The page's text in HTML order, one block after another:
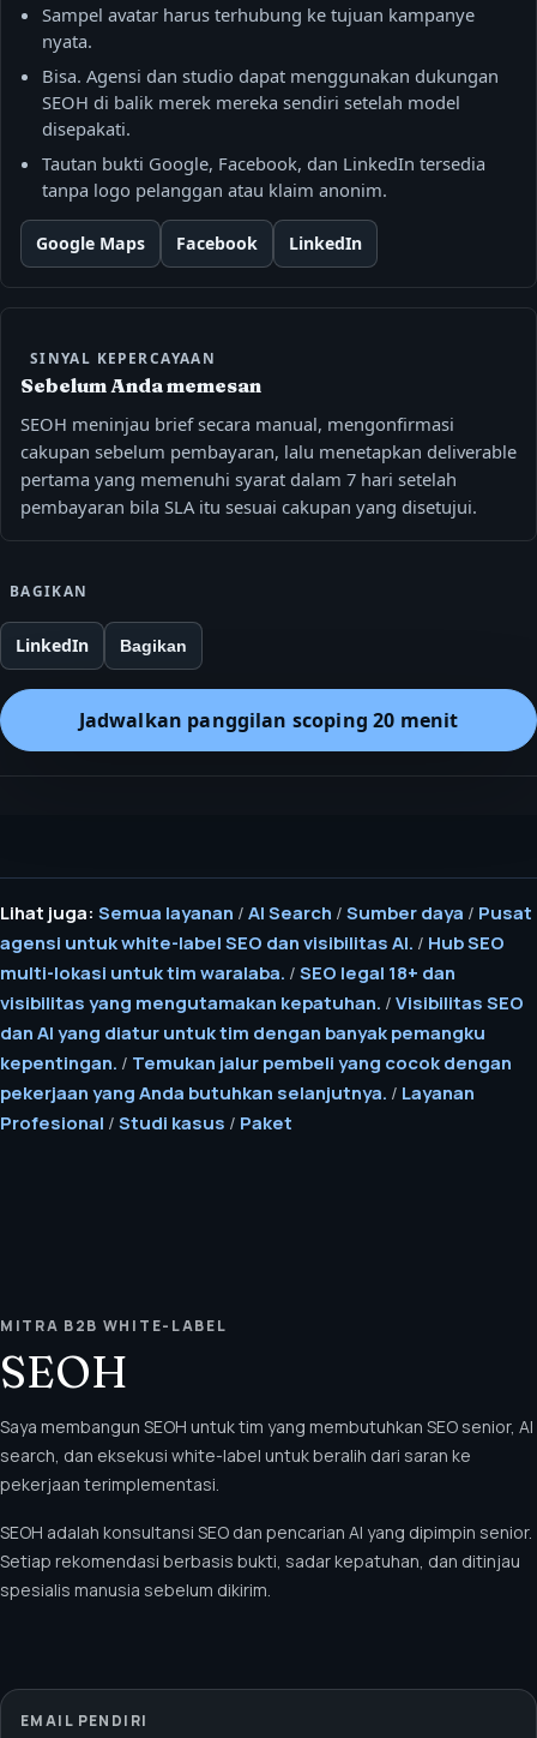
Sampel avatar harus terhubung ke tujuan kampanye
nyata.
Bisa. Agensi dan studio dapat menggunakan dukungan
SEOH di balik merek mereka sendiri setelah model
disepakati.
Tautan bukti Google, Facebook, dan LinkedIn tersedia
tanpa logo pelanggan atau klaim anonim.
Google Maps Facebook LinkedIn
SINYAL KEPERCAYAAN
Sebelum Anda memesan
SEOH meninjau brief secara manual, mengonfirmasi
cakupan sebelum pembayaran, lalu menetapkan deliverable
pertama yang memenuhi syarat dalam 7 hari setelah
pembayaran bila SLA itu sesuai cakupan yang disetujui.
BAGIKAN
LinkedIn Bagikan
Jadwalkan panggilan scoping 20 menit
Lihat juga: Semua layanan / AI Search / Sumber daya / Pusat
agensi untuk white-label SEO dan visibilitas AI. / Hub SEO
multi-lokasi untuk tim waralaba. / SEO legal 18+ dan
visibilitas yang mengutamakan kepatuhan. / Visibilitas SEO
dan AI yang diatur untuk tim dengan banyak pemangku
kepentingan. / Temukan jalur pembeli yang cocok dengan
pekerjaan yang Anda butuhkan selanjutnya. / Layanan
Profesional / Studi kasus / Paket
MITRA B2B WHITE-LABEL
SEOH
Saya membangun SEOH untuk tim yang membutuhkan SEO senior, AI
search, dan eksekusi white-label untuk beralih dari saran ke
pekerjaan terimplementasi.
SEOH adalah konsultansi SEO dan pencarian AI yang dipimpin senior.
Setiap rekomendasi berbasis bukti, sadar kepatuhan, dan ditinjau
spesialis manusia sebelum dikirim.
EMAIL PENDIRI